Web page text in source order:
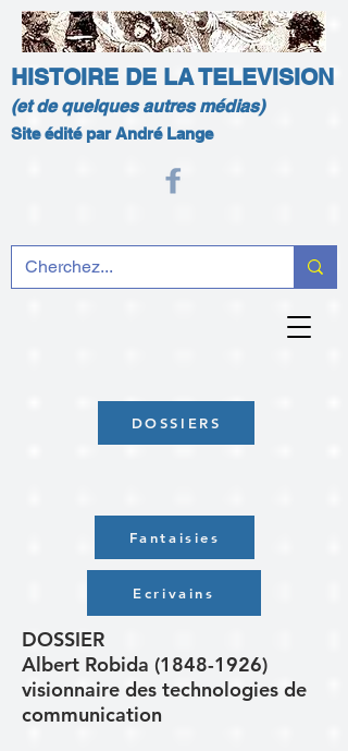
HISTOIRE DE LA TELEVISION
(et de quelques autres médias)
Site édité par André Lange
DOSSIERS
Fantaisies
Ecrivains
DOSSIER
Albert Robida (1848-1926)
visionnaire des technologies de
communication